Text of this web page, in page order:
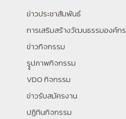
ข่าวประชาสัมพันธ์
การเสริมสร้างวัฒนธรรมองค์กร
ข่าวกิจกรรม
รููปภาพกิจกรรม
VDO กิจกรรม
ข่าวรับสมัครงาน
ปฏิทินกิจกรรม